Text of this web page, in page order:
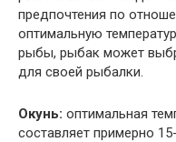
предпочтения по
оптимальную
рыбы, рыбак может
для своей рыбалки.
Окунь: оптимальная
составляет примерно